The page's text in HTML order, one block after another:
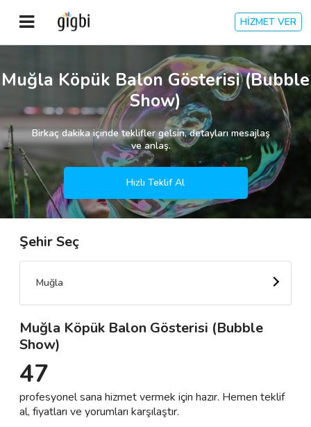
HİZMET VER
Anasayfa
Giriş Yap
Kayıt Ol
Kategoriler
🎈 Biz Kimiz?
🌟 Müşteri Değerlendirmeleri
Kariyer
Muğla Köpük Balon Gösterisi (Bubble
Show)
Birkaç dakika içinde teklifler gelsin, detayları mesajlaş
ve anlaş.
Hızlı Teklif Al
Şehir Seç
Muğla
Muğla Köpük Balon Gösterisi (Bubble
Show)
47
profesyonel sana hizmet vermek için hazır. Hemen teklif
al, fiyatları ve yorumları karşılaştır.